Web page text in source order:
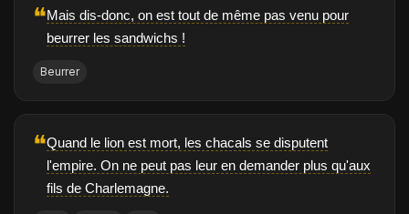
❝Mais dis-donc, on est tout de même pas venu pour
beurrer les sandwichs !
Beurrer
❝Quand le lion est mort, les chacals se disputent
l'empire. On ne peut pas leur en demander plus qu'aux
fils de Charlemagne.